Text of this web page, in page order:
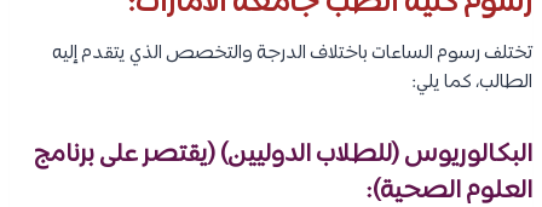
تختلف رسوم الساعات باختلاف الدرجة والتخصص الذي يتقدم إليه
الطالب، كما يلي:
البكالوريوس (للطلاب الدوليين) (يقتصر على برنامج
العلوم الصحية):